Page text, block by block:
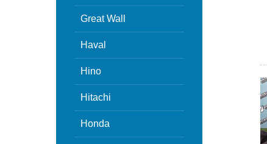
Great Wall
Haval
Hino
Hitachi
Honda